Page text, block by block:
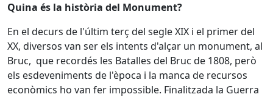
Quina és la història del Monument?
En el decurs de l'últim terç del segle XIX i el primer del
XX, diversos van ser els intents d'alçar un monument, al
Bruc, que recordés les Batalles del Bruc de 1808, però
els esdeveniments de l'època i la manca de recursos
econòmics ho van fer impossible. Finalitzada la Guerra